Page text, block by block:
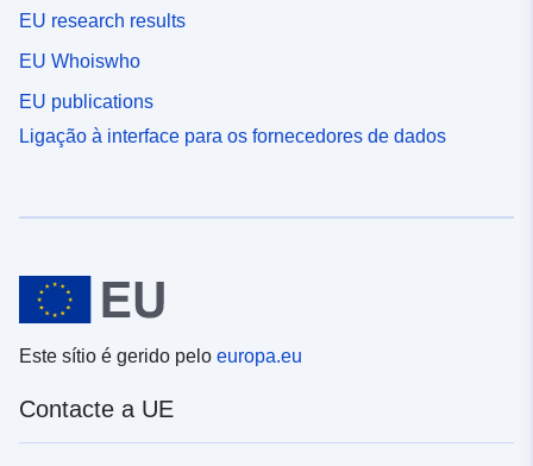
EU research results
EU Whoiswho
EU publications
Ligação à interface para os fornecedores de dados
Este sítio é gerido pelo europa.eu
Contacte a UE